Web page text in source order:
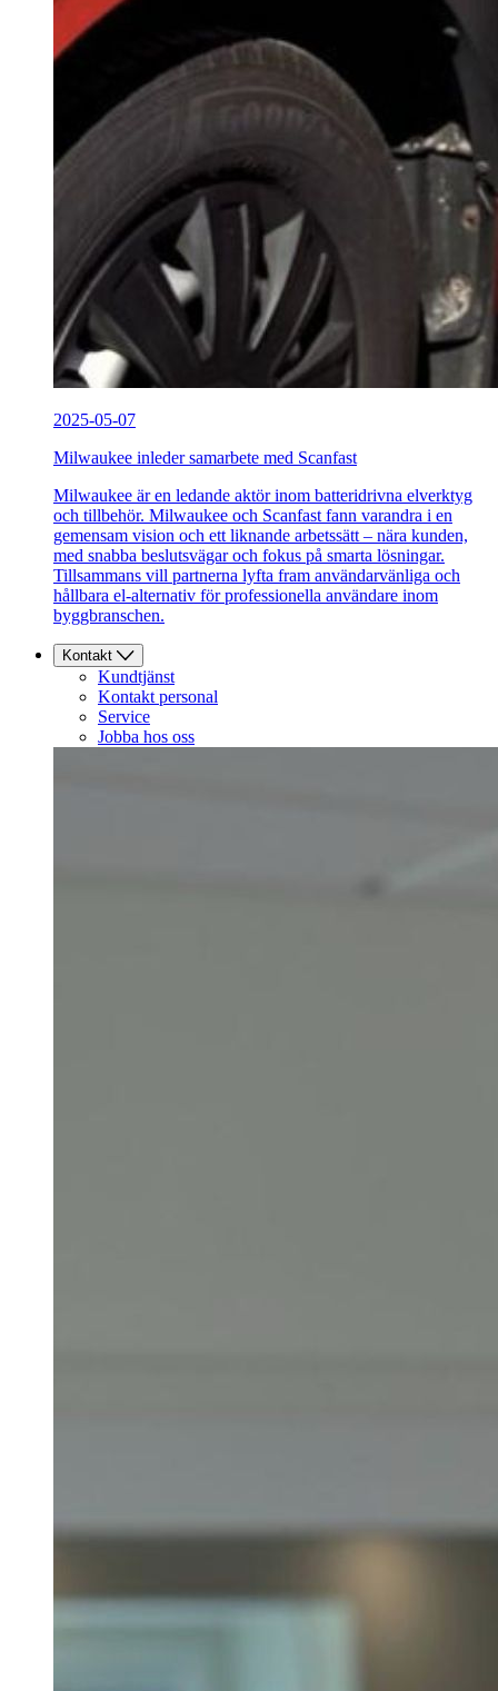
2025-05-07
Milwaukee inleder samarbete med Scanfast
Milwaukee är en ledande aktör inom batteridrivna elverktyg
och tillbehör. Milwaukee och Scanfast fann varandra i en
gemensam vision och ett liknande arbetssätt – nära kunden,
med snabba beslutsvägar och fokus på smarta lösningar.
Tillsammans vill partnerna lyfta fram användarvänliga och
hållbara el-alternativ för professionella användare inom
byggbranschen.
Kontakt
Kundtjänst
Kontakt personal
Service
Jobba hos oss